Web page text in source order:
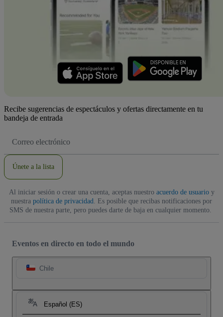
Recibe sugerencias de espectáculos y ofertas directamente en tu
bandeja de entrada
de
Únete a la lista
Al iniciar sesión o crear una cuenta, aceptas nuestro acuerdo de usuarioy
nuestra política de privacidad
. Es posible que recibas notificaciones por
SMS de nuestra parte, pero puedes darte de baja en cualquier momento.
Eventos en directo en todo el mundo
Chile
Español (ES)